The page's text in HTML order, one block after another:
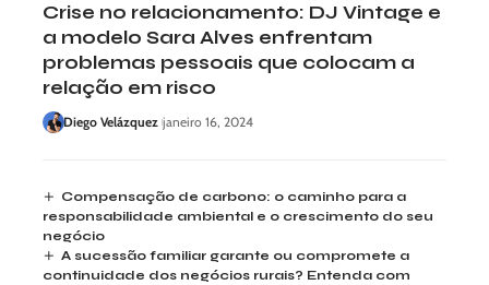
Crise no relacionamento: DJ Vintage e
a modelo Sara Alves enfrentam
problemas pessoais que colocam a
relação em risco
Diego Velázquez janeiro 16, 2024
Compensação de carbono: o caminho para a
responsabilidade ambiental e o crescimento do seu
negócio
A sucessão familiar garante ou compromete a
continuidade dos negócios rurais? Entenda com